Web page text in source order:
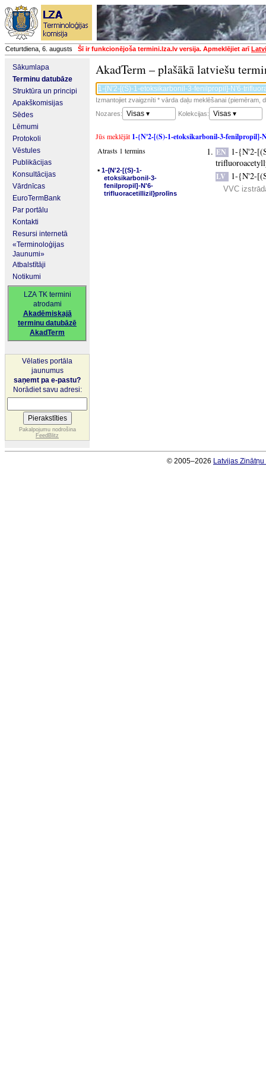
Ceturtdiena, 6. augusts Šī ir funkcionējoša termini.lza.lv versija. Apmeklējiet arī
Sākumlapa
Terminu datubāze
Struktūra un principi
Apakškomisijas
Sēdes
Lēmumi
Protokoli
Vēstules
Publikācijas
Konsultācijas
Vārdnīcas
EuroTermBank
Par portālu
Kontakti
Resursi internetā
«Terminoloģijas
Jaunumi»
Atbalstītāji
Notikumi
LZA TK termini
atrodami
Akadēmiskajā
terminu datubāzē
AkadTerm
Vēlaties portāla
jaunumus
saņemt pa e-pastu?
Norādiet savu adresi:
Pakalpojumu nodrošina
FeedBlitz
AkadTerm – plašākā latviešu
Izmantojiet zvaigznīti * vārda daļu meklēšanai (piemēram,
Nozares:
Visas ▾ Kolekcijas: Visas ▾
Jūs meklējāt 1-{N'2-[(S)-1-etoksikarbonil-3-
Atrasts 1 termins
▪ 1-{N'2-[(S)-1-
etoksikarbonil-3-
fenilpropil]-N'6-
trifluoracetillizil}prolīns
EN
1-{N'2-
LV 1-{N'2-
VVC
© 2005–2026 Latvijas